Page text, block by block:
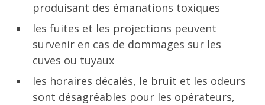
produisant des émanations toxiques
les fuites et les projections peuvent
survenir en cas de dommages sur les
cuves ou tuyaux
les horaires décalés, le bruit et les odeurs
sont désagréables pour les opérateurs,